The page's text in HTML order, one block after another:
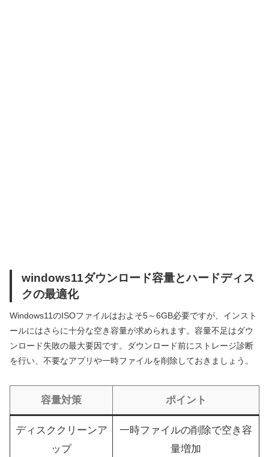
windows11ダウンロード容量とハードディス
クの最適化
Windows11のISOファイルはおよそ5～6GB必要ですが、インスト
ールにはさらに十分な空き容量が求められます。容量不足はダウ
ンロード失敗の最大要因です。ダウンロード前にストレージ診断
を行い、不要なアプリや一時ファイルを削除しておきましょう。
容量対策 ポイント
ディスククリーンア
ップ
一時ファイルの削除で空き容
量増加